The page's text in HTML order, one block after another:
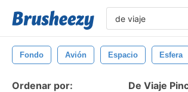
Fondo Avión Espacio Esfera
Ordenar por: De Viaje